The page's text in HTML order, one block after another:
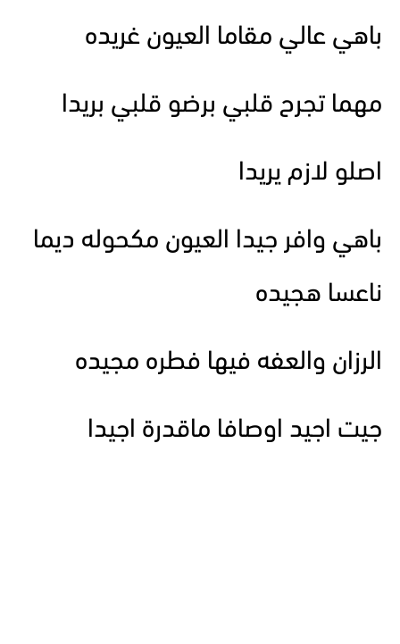
باهي عالي مقاما العيون غريده
مهما تجرح قلبي برضو قلبي بريدا
اصلو لازم يريدا
باهي وافر جيدا العيون مكحوله ديما
ناعسا هجيده
الرزان والعفه فيها فطره مجيده
جيت اجيد اوصافا ماقدرة اجيدا